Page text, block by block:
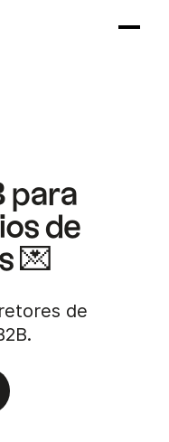
para
de
💌
de